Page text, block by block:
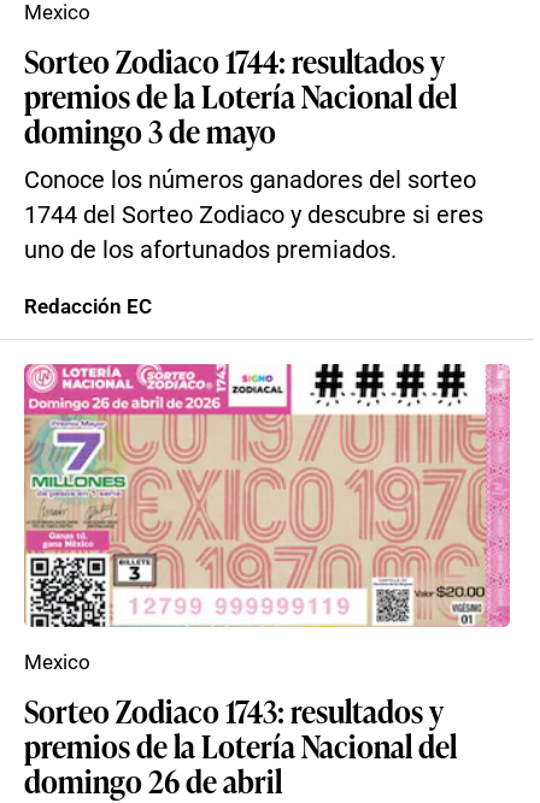
Sorteo Zodiaco 1744: resultados y
premios de la Lotería Nacional del
domingo 3 de mayo
Conoce los números ganadores del sorteo
1744 del Sorteo Zodiaco y descubre si eres
uno de los afortunados premiados.
Mexico
Redacción EC
Sorteo Zodiaco 1743: resultados y
premios de la Lotería Nacional del
domingo 26 de abril
Mexico